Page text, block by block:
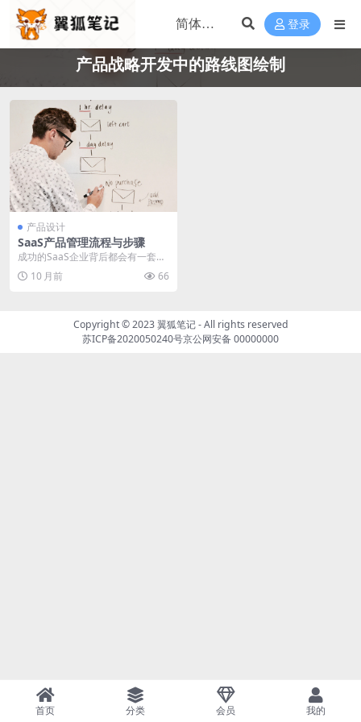
登录
产品战略开发中的路线图绘制
产品设计
SaaS产品管理流程与步骤
成功的SaaS企业背后都会有一套对
SaaS产品规范的管理流程，帮助我
们实现客户的...
10 月前 66
Copyright © 2023翼狐笔记- All rights reserved
苏ICP备2020050240号京公网安备 00000000
首页 分类 会员 我的